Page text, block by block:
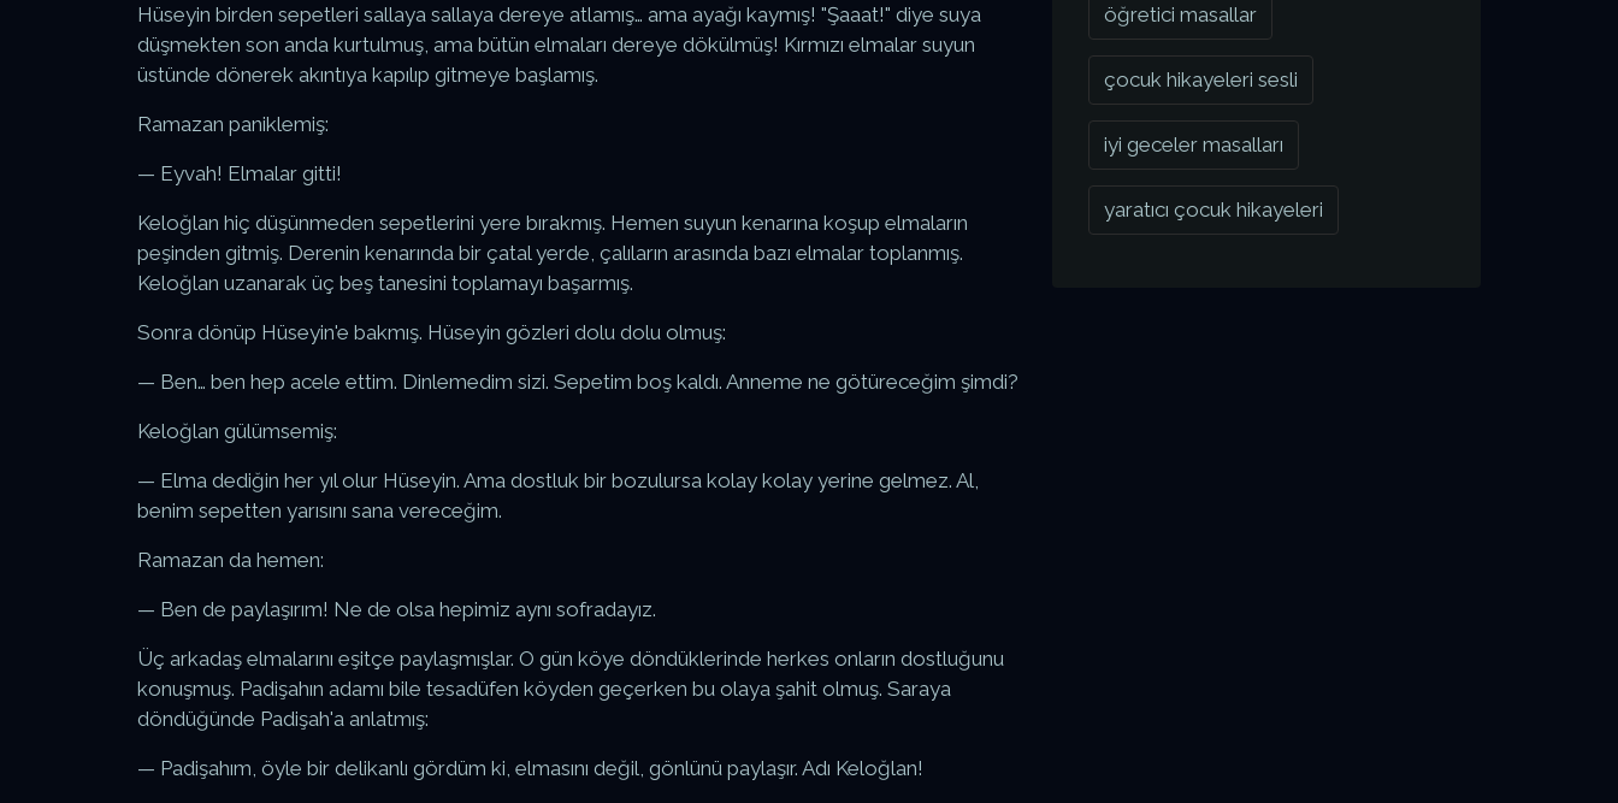
Hüseyin birden sepetleri sallaya sallaya dereye atlamış… ama ayağı kaymış! "Şaaat!" diye suya
düşmekten son anda kurtulmuş, ama bütün elmaları dereye dökülmüş! Kırmızı elmalar suyun
üstünde dönerek akıntıya kapılıp gitmeye başlamış.
Ramazan paniklemiş:
— Eyvah! Elmalar gitti!
Keloğlan hiç düşünmeden sepetlerini yere bırakmış. Hemen suyun kenarına koşup elmaların
peşinden gitmiş. Derenin kenarında bir çatal yerde, çalıların arasında bazı elmalar toplanmış.
Keloğlan uzanarak üç beş tanesini toplamayı başarmış.
Sonra dönüp Hüseyin'e bakmış. Hüseyin gözleri dolu dolu olmuş:
— Ben… ben hep acele ettim. Dinlemedim sizi. Sepetim boş kaldı. Anneme ne götüreceğim şimdi?
Keloğlan gülümsemiş:
— Elma dediğin her yıl olur Hüseyin. Ama dostluk bir bozulursa kolay kolay yerine gelmez. Al,
benim sepetten yarısını sana vereceğim.
Ramazan da hemen:
— Ben de paylaşırım! Ne de olsa hepimiz aynı sofradayız.
Üç arkadaş elmalarını eşitçe paylaşmışlar. O gün köye döndüklerinde herkes onların dostluğunu
konuşmuş. Padişahın adamı bile tesadüfen köyden geçerken bu olaya şahit olmuş. Saraya
döndüğünde Padişah'a anlatmış:
— Padişahım, öyle bir delikanlı gördüm ki, elmasını değil, gönlünü paylaşır. Adı Keloğlan!
öğretici masallar
çocuk hikayeleri sesli
iyi geceler masalları
yaratıcı çocuk hikayeleri